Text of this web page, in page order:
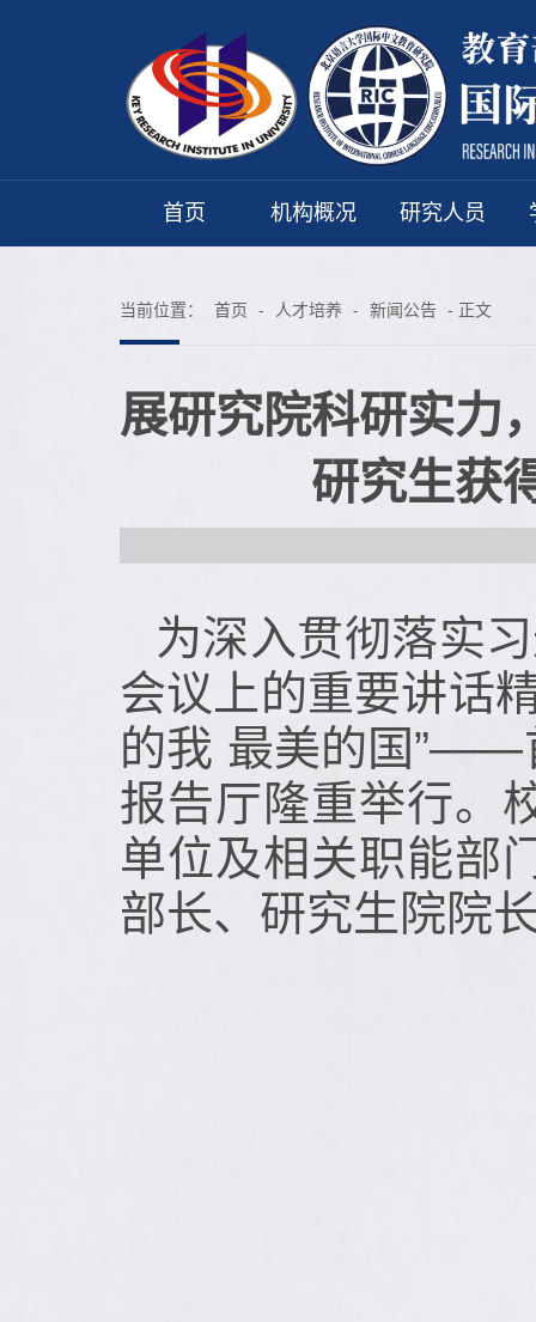
首页 机构概况 研究人员
当前位置： 首页 - 人才培养 - 新闻公告 - 正文
展研究院科研实力
研究生获
为深入贯彻落实
会议上的重要讲话
的我 最美的国”——
报告厅隆重举行。
单位及相关职能部
部长、研究生院院